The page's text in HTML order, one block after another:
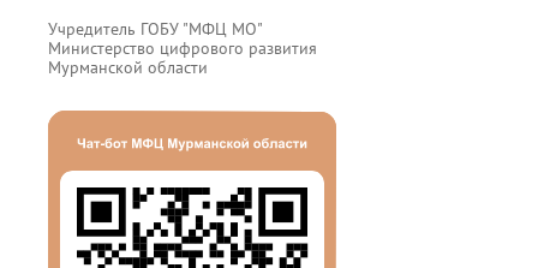
Учредитель ГОБУ "МФЦ МО"
Министерство цифрового развития
Мурманской области